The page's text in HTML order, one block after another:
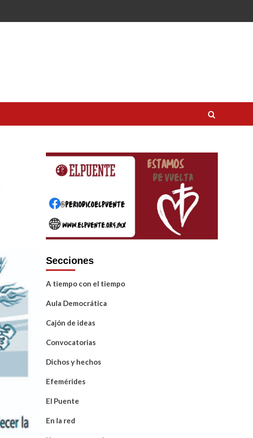
Secciones
A tiempo con el tiempo
Aula Democrática
Cajón de ideas
Convocatorias
Dichos y hechos
Efemérides
El Puente
En la red